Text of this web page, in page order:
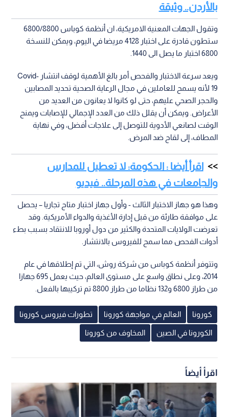
بالأردن.. وثيقة
وتقول الجهات المعنية الامريكية، ان أنظمة كوباس 6800/8800
ستطون قادرة على اختبار 4128 مريضا في اليوم، ويمكن للنسخة
6800 اختبار ما يصل الى 1440.
ويعد سرعة الاختبار والفحص أمر بالغ الأهمية لوقف انتشار Covid-
19 لأنه يسمح للعاملين في مجال الرعاية الصحية تحديد المصابين
والحجر الصحي عليهم، حتى لو كانوا لا يعانون من العديد من
الأعراض. ويمكن أن يقلل ذلك من العدد الإجمالي للإصابات ويمنح
الوقت لصانعي الأدوية للتوصل إلى علاجات أفضل، وفي نهاية
المطاف، إلى لقاح ضد المرض.
اقرأ أيضا : الحكومة: لا تعطيل للمدارس
والجامعات في هذه المرحلة.. فيديو
وهذا هو جهاز الاختبار الثالث - وأول جهاز اختبار متاح تجاريا – يحصل
على موافقة طارئة من قبل إدارة الأغذية والدواء الأمريكية. وقد
تعرضت الولايات المتحدة والكثير من دول أوروبا للانتقاد بسبب بطء
أدوات الفحص مما سمح للفيروس بالانتشار.
وتتوفر أنظمة كوباس من شركة روش، التي تم إطلاقها في عام
2014، وعلى نطاق واسع على مستوى العالم، حيث يعمل 695 جهازا
من طراز 6800 و132 نظاما من طراز 8800 تم تركيبها بالفعل.
كورونا العالم في مواجهة كورونا تطورات فيروس كورونا
الكورونا في الصين المخاوف من كورونا
اقرأ أيضاً